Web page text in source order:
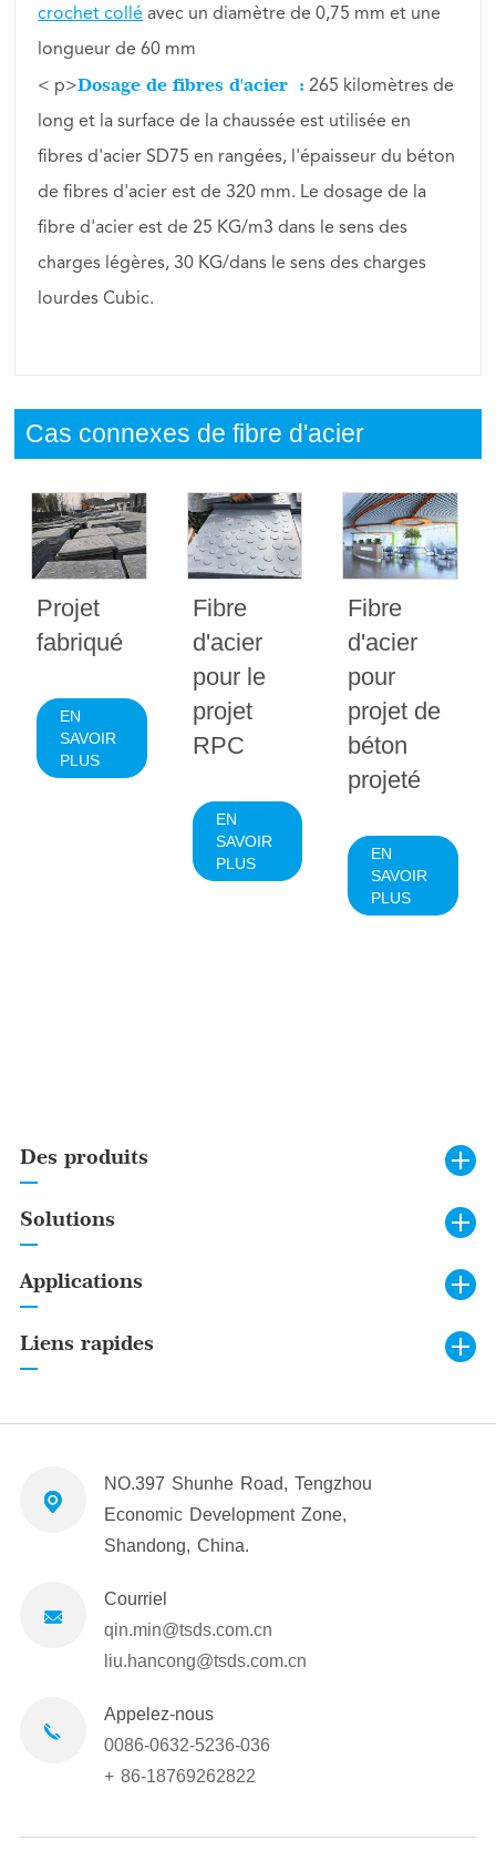
crochet collé avec un diamètre de 0,75 mm et une
longueur de 60 mm
< p>Dosage de fibres d'acier : 265 kilomètres de
long et la surface de la chaussée est utilisée en
fibres d'acier SD75 en rangées, l'épaisseur du béton
de fibres d'acier est de 320 mm. Le dosage de la
fibre d'acier est de 25 KG/m3 dans le sens des
charges légères, 30 KG/dans le sens des charges
lourdes Cubic.
Cas connexes de fibre d'acier
Projet
fabriqué
EN
SAVOIR
PLUS
Fibre
d'acier
pour le
projet
RPC
EN
SAVOIR
PLUS
Fibre
d'acier
pour
projet de
béton
projeté
EN
SAVOIR
PLUS
Des produits
Solutions
Applications
Liens rapides
NO.397 Shunhe Road, Tengzhou
Economic Development Zone,
Shandong, China.
Courriel
qin.min@tsds.com.cn
liu.hancong@tsds.com.cn
Appelez-nous
0086-0632-5236-036
+ 86-18769262822